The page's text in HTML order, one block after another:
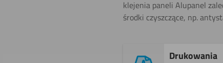
klejenia paneli Alupanel
środki czyszczące, np.
Drukowania